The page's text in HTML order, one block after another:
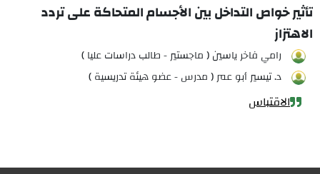
تأثير خواص التداخل بين الأجسام المتحاكة على تردد
الاهتزاز
رامي فاخر ياسين ( ماجستير - طالب دراسات عليا )
د. تيسير أبو عمر ( مدرس - عضو هيئة تدريسية )
الاقتباس